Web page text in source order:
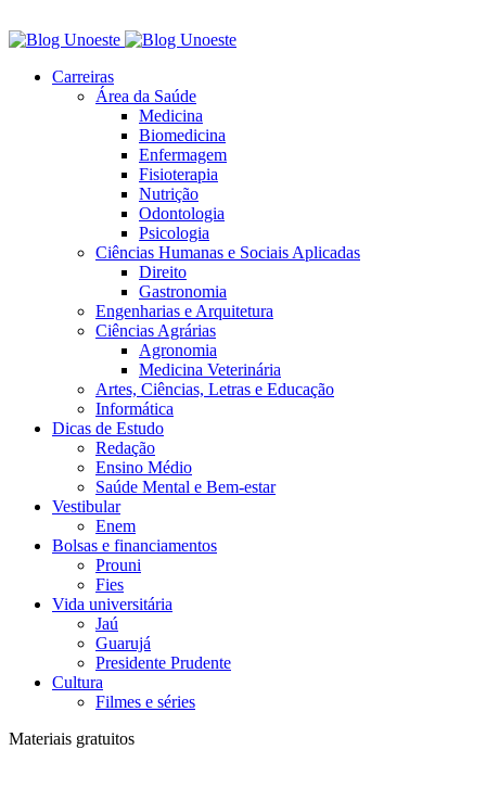
Carreiras
Área da Saúde
Medicina
Biomedicina
Enfermagem
Fisioterapia
Nutrição
Odontologia
Psicologia
Ciências Humanas e Sociais Aplicadas
Direito
Gastronomia
Engenharias e Arquitetura
Ciências Agrárias
Agronomia
Medicina Veterinária
Artes, Ciências, Letras e Educação
Informática
Dicas de Estudo
Redação
Ensino Médio
Saúde Mental e Bem-estar
Vestibular
Enem
Bolsas e financiamentos
Prouni
Fies
Vida universitária
Jaú
Guarujá
Presidente Prudente
Cultura
Filmes e séries
Materiais gratuitos